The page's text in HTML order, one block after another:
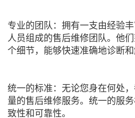
专业的团队：拥有一支由经验
人员组成的售后维修团队。他
个细节，能够快速准确地诊断和
统一的标准：无论您身在何处
量的售后维修服务。统一的服
致性和可靠性。